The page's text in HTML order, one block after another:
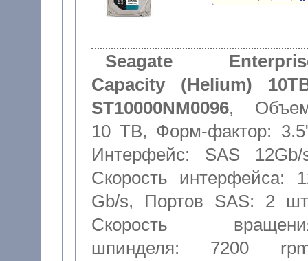
Seagate
Capacity (Helium)
ST10000NM0096,
10 TB, Форм-фактор:
Интерфейс: SAS 12Gb/
Скорость интерфейса:
Gb/s, Портов SAS: 2
Скорость
шпинделя: 7200